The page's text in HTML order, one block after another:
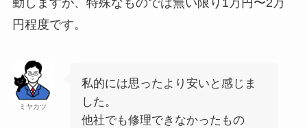
円程度です。
ミヤカツ
私的には思ったより安いと感じま
した。
他社でも修理できなかったもの